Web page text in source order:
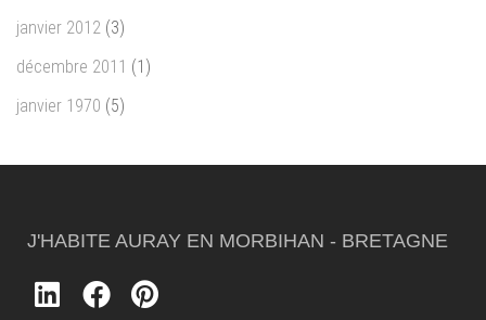
janvier 2012 (3)
décembre 2011 (1)
janvier 1970 (5)
J'HABITE AURAY EN MORBIHAN - BRETAGNE